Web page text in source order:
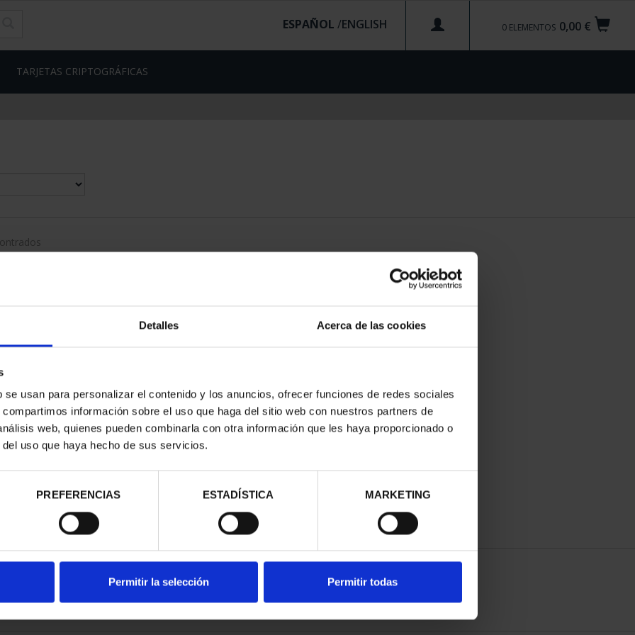
Detalles Acerca de las cookies
usan para personalizar el contenido y los anuncios, ofrecer funciones de redes sociales
información sobre el uso que haga del sitio web con nuestros partners de
web, quienes pueden combinarla con otra información que les haya proporcionado o
uso que haya hecho de sus servicios.
PREFERENCIAS ESTADÍSTICA MARKETING
Permitir la selección Permitir todas
0,00 €
0 ELEMENTOS
ESPAÑOL /
TARJETAS CRIPTOGRÁFICAS
-
HENARES
CIUDADES PATRIMONIO -
ÁVILA